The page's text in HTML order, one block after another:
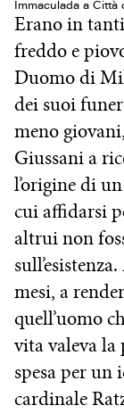
Immaculada a Città
Erano in
freddo e
Duomo di
dei suoi
meno
Giussani a
l’origine di
cui affidarsi
altrui non
mesi, a
quell’uomo
vita valeva la
spesa per un
cardinale